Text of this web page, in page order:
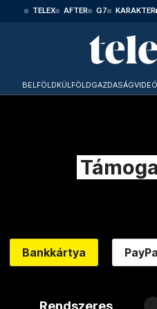
TELEX AFTER G7 KARAKTER
BELFÖLDKÜLFÖLDGAZDASÁGVIDEÓ
Bankkártya
Rendszeres